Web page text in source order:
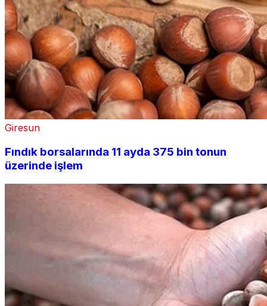
Giresun
Fındık borsalarında 11 ayda 375 bin tonun
üzerinde işlem